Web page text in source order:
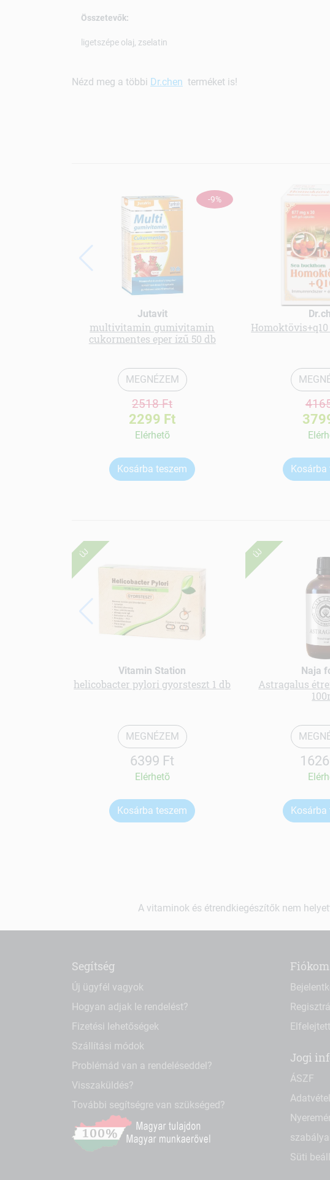
Összetevők:
ligetszépe olaj, zselatin
Nézd meg a többi Dr.chen terméket is!
-9%
Jutavit
multivitamin gumivitamin
cukormentes eper ízű 50 db
MEGNÉZEM
2518 Ft
2299 Ft
Elérhetõ
Kosárba teszem Kosárba
ÚJ
Vitamin Station
helicobacter pylori gyorsteszt 1 db
MEGNÉZEM
6399 Ft
Elérhetõ
Kosárba teszem
ÚJ
Naja
Astragalus
Kosárba
A vitaminok és étrendkiegészítők nem
Segítség
Új ügyfél vagyok
Hogyan adjak le rendelést?
Fizetési lehetőségek
Szállítási módok
Problémád van a rendeléseddel?
Visszaküldés?
További segítségre van szükséged?
Fiókom
Jogi
ÁSZF
szabályai
Süti